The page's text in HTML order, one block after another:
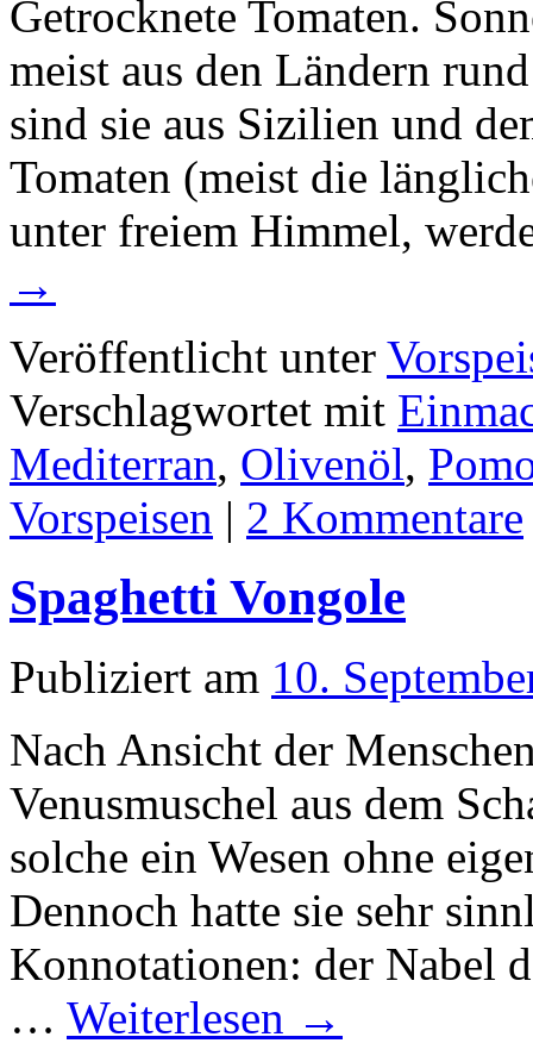
Getrocknete Tomaten.
meist aus den Ländern
sind sie aus Sizilien und
Tomaten (meist die
unter freiem Himmel,
→
Veröffentlicht unter
Verschlagwortet mit
Mediterran, Olivenöl,
Vorspeisen | 2 Kommentare
Spaghetti Vongole
Publiziert am 10.
Nach Ansicht der
Venusmuschel aus dem
solche ein Wesen ohne
Dennoch hatte sie sehr
Konnotationen: der Nabel
… Weiterlesen →